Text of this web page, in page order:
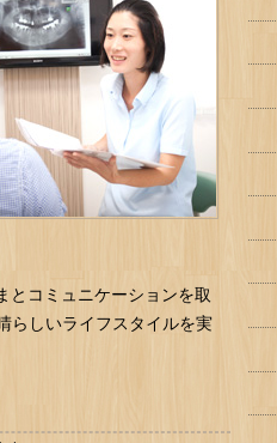
とコミュニケーションを取
らしいライフスタイルを実